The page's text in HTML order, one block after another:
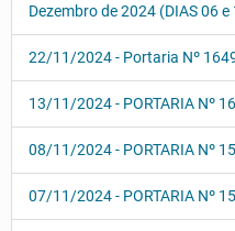
Dezembro de 2024 (DIAS 06 e
22/11/2024 - Portaria Nº
13/11/2024 - PORTARIA Nº
08/11/2024 - PORTARIA Nº
07/11/2024 - PORTARIA Nº